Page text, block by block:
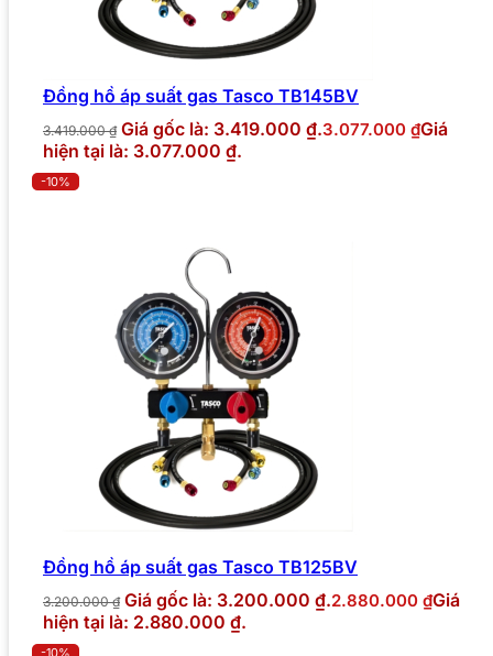
Đồng hồ áp suất gas Tasco TB145BV
3.419.000₫ Giá gốc là: 3.419.000 ₫.3.077.000 ₫Giá
hiện tại là: 3.077.000 ₫.
-10%
Đồng hồ áp suất gas Tasco TB125BV
3.200.000₫ Giá gốc là: 3.200.000 ₫.2.880.000 ₫Giá
hiện tại là: 2.880.000 ₫.
-10%